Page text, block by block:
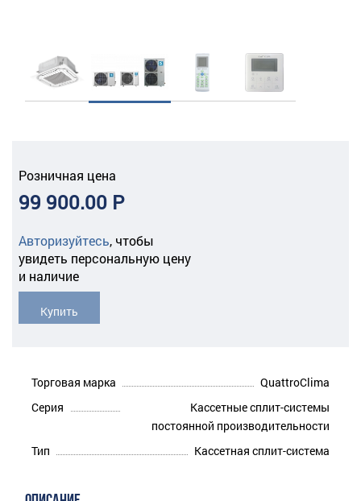
Розничная цена
99 900.00 Р
Авторизуйтесь, чтобы
увидеть персональную цену
и наличие
Купить
Торговая марка
QuattroClima
Серия
Кассетные сплит-системы
постоянной производительности
Тип
Кассетная сплит-система